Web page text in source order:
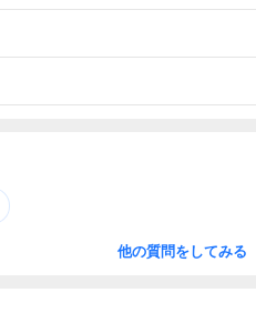
他の質問をしてみる